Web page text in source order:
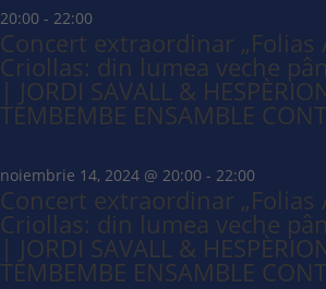
20:00 - 22:00
Concert extraordinar „Folias
Criollas: din lumea veche
| JORDI SAVALL &
TEMBEMBE ENSAMBLE
noiembrie 14, 2024 @ 20:00 - 22:00
Concert extraordinar „Folias
Criollas: din lumea veche
| JORDI SAVALL &
TEMBEMBE ENSAMBLE